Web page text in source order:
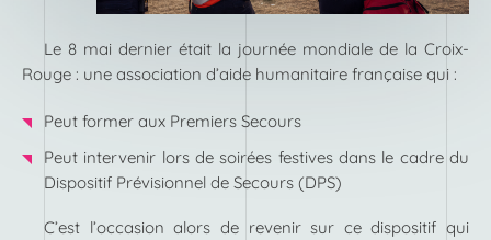
Le 8 mai dernier était la journée mondiale de la Croix-
Rouge : une association d’aide humanitaire française qui :
Peut former aux Premiers Secours
Peut intervenir lors de soirées festives dans le cadre du
Dispositif Prévisionnel de Secours (DPS)
C’est l’occasion alors de revenir sur ce dispositif qui